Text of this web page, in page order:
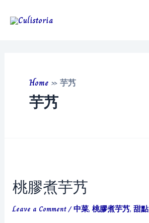
Home »芋艿
芋艿
桃膠煮芋艿
Leave a Comment/中菜,桃膠煮芋艿,甜點